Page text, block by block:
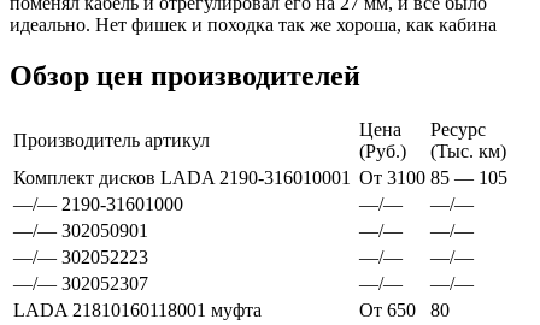
идеально. Нет фишек и походка так же хороша, как кабина
Обзор цен производителей
Производитель артикул
Цена
(Руб.)
Ресурс
(Тыс. км)
Комплект дисков LADA 2190-316010001 От 3100 85 — 105
—/— 2190-31601000
—/—
—/—
—/— 302050901
—/—
—/—
—/— 302052223
—/—
—/—
—/— 302052307
—/—
—/—
LADA 21810160118001 муфта
От 650
80